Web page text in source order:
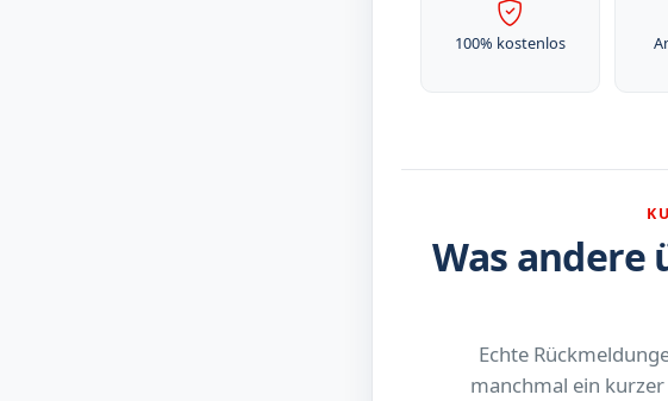
100% kostenlos
Was andere
Echte
manchmal ein